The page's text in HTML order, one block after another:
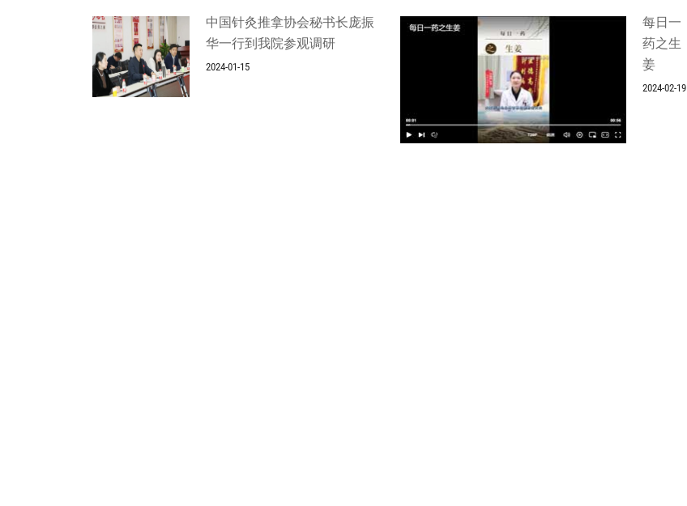
中国针灸推拿协会秘书长庞振
华一行到我院参观调研
2024-01-15
每日一
药之生
姜
2024-02-19